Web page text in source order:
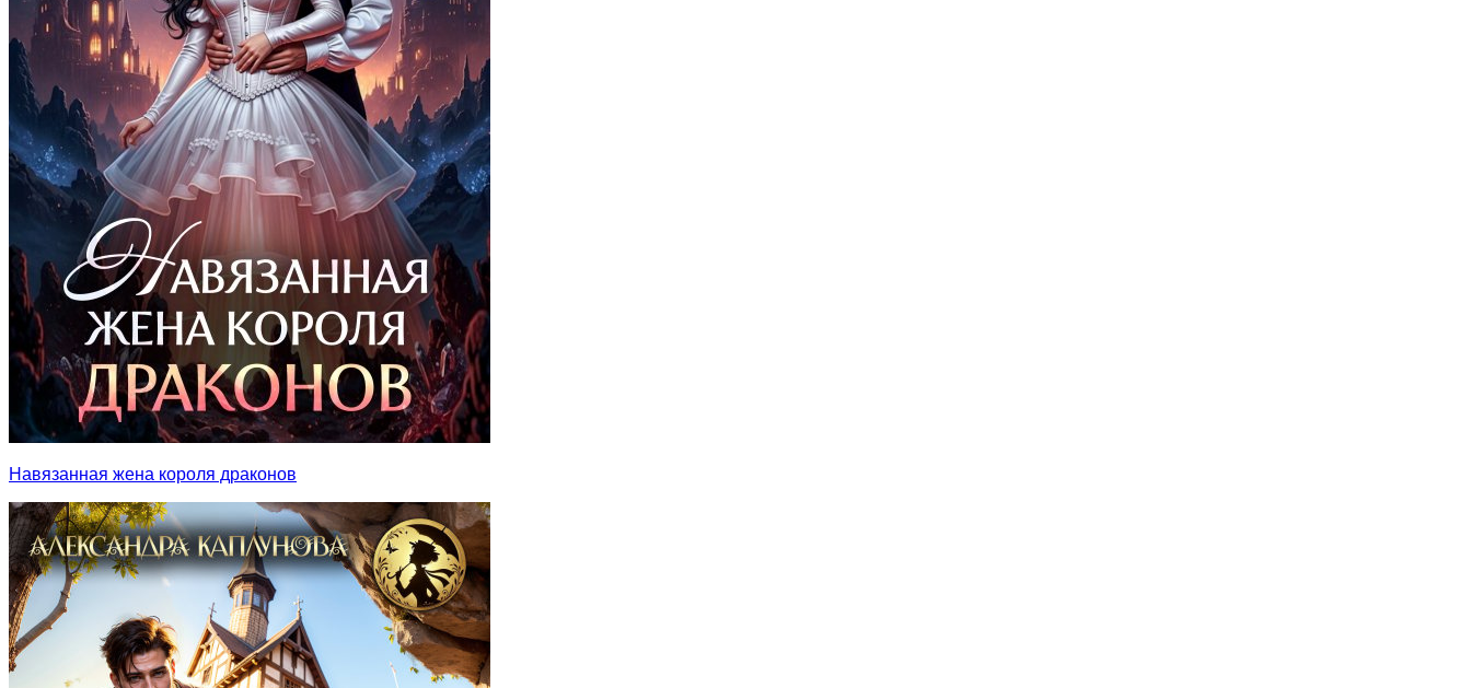
Навязанная жена короля драконов